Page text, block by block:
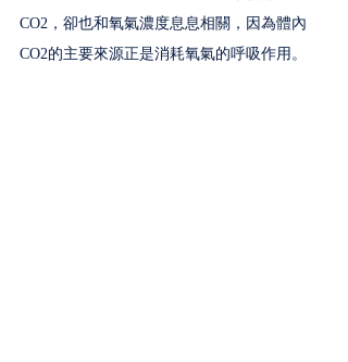
CO2，卻也和氧氣濃度息息相關，因為體內
CO2的主要來源正是消耗氧氣的呼吸作用。